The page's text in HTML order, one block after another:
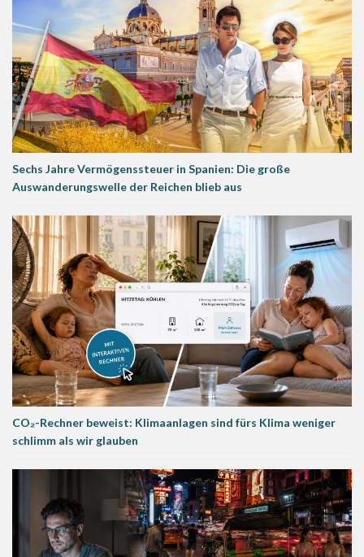
Sechs Jahre Vermögenssteuer in Spanien: Die große
Auswanderungswelle der Reichen blieb aus
CO₂-Rechner beweist: Klimaanlagen sind fürs Klima weniger
schlimm als wir glauben